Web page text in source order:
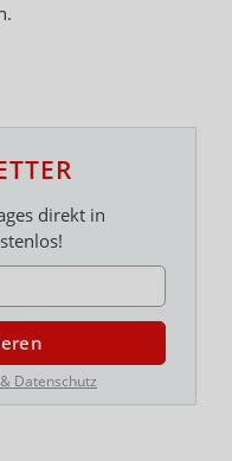
direkt in
Datenschutz